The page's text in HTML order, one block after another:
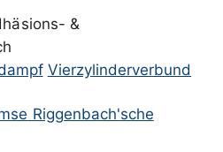
&
Vierzylinderverbund
Riggenbach'sche